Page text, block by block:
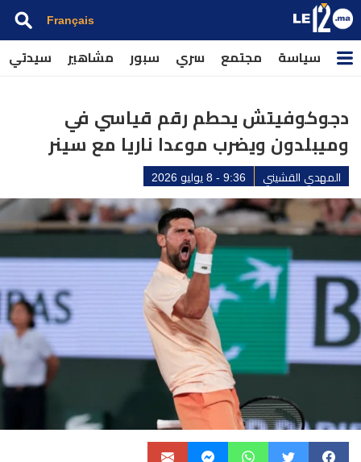
Français
سياسة مجتمع سري سبور مشاهير سيدتي
دجوكوفيتش يحطم رقم قياسي في
وميبلدون ويضرب موعدا ناريا مع سينر
المهدي القشيني 9:36 - 8 يوليو 2026